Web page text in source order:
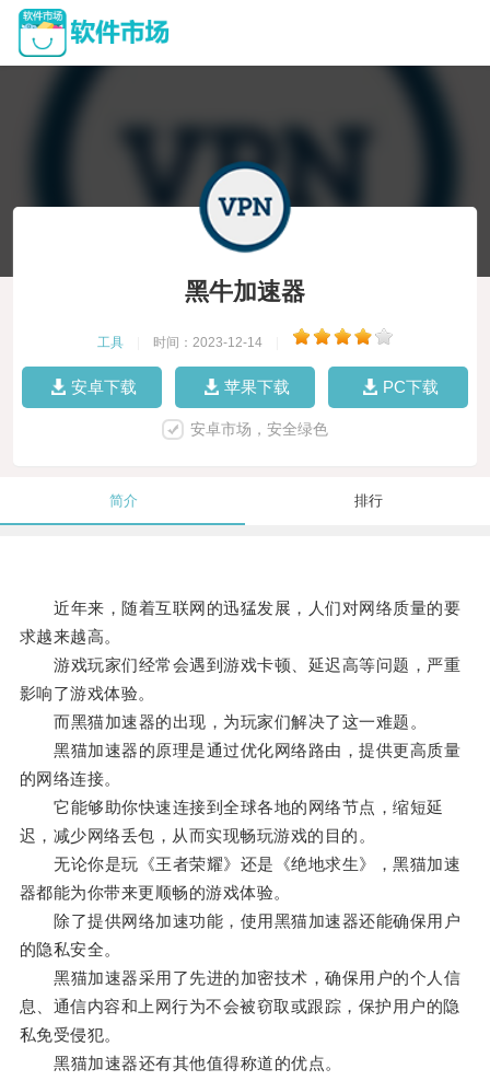
黑牛加速器
工具 时间：2023-12-14
安卓下载 苹果下载 PC下载
安卓市场，安全绿色
简介 排行
近年来，随着互联网的迅猛发展，人们对网络质量的要
求越来越高。
游戏玩家们经常会遇到游戏卡顿、延迟高等问题，严重
影响了游戏体验。
而黑猫加速器的出现，为玩家们解决了这一难题。
黑猫加速器的原理是通过优化网络路由，提供更高质量
的网络连接。
它能够助你快速连接到全球各地的网络节点，缩短延
迟，减少网络丢包，从而实现畅玩游戏的目的。
无论你是玩《王者荣耀》还是《绝地求生》，黑猫加速
器都能为你带来更顺畅的游戏体验。
除了提供网络加速功能，使用黑猫加速器还能确保用户
的隐私安全。
黑猫加速器采用了先进的加密技术，确保用户的个人信
息、通信内容和上网行为不会被窃取或跟踪，保护用户的隐
私免受侵犯。
黑猫加速器还有其他值得称道的优点。